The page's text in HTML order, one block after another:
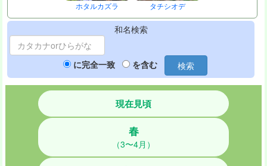
ホタルカズラ タチシオデ
和名検索
に完全一致 を含む 検索
現在見頃
春
（3〜4月）